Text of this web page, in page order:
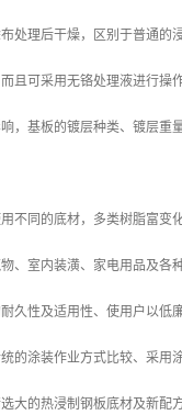
处理后干燥，区别于普通的
且可采用无铬处理液进行操
，基板的镀层种类、镀层
不同的底材，多类树脂富变
、室内装潢、家电用品及各
久性及适用性、使用户以低
的涂装作业方式比较、采
大的热浸制钢板底材及新配